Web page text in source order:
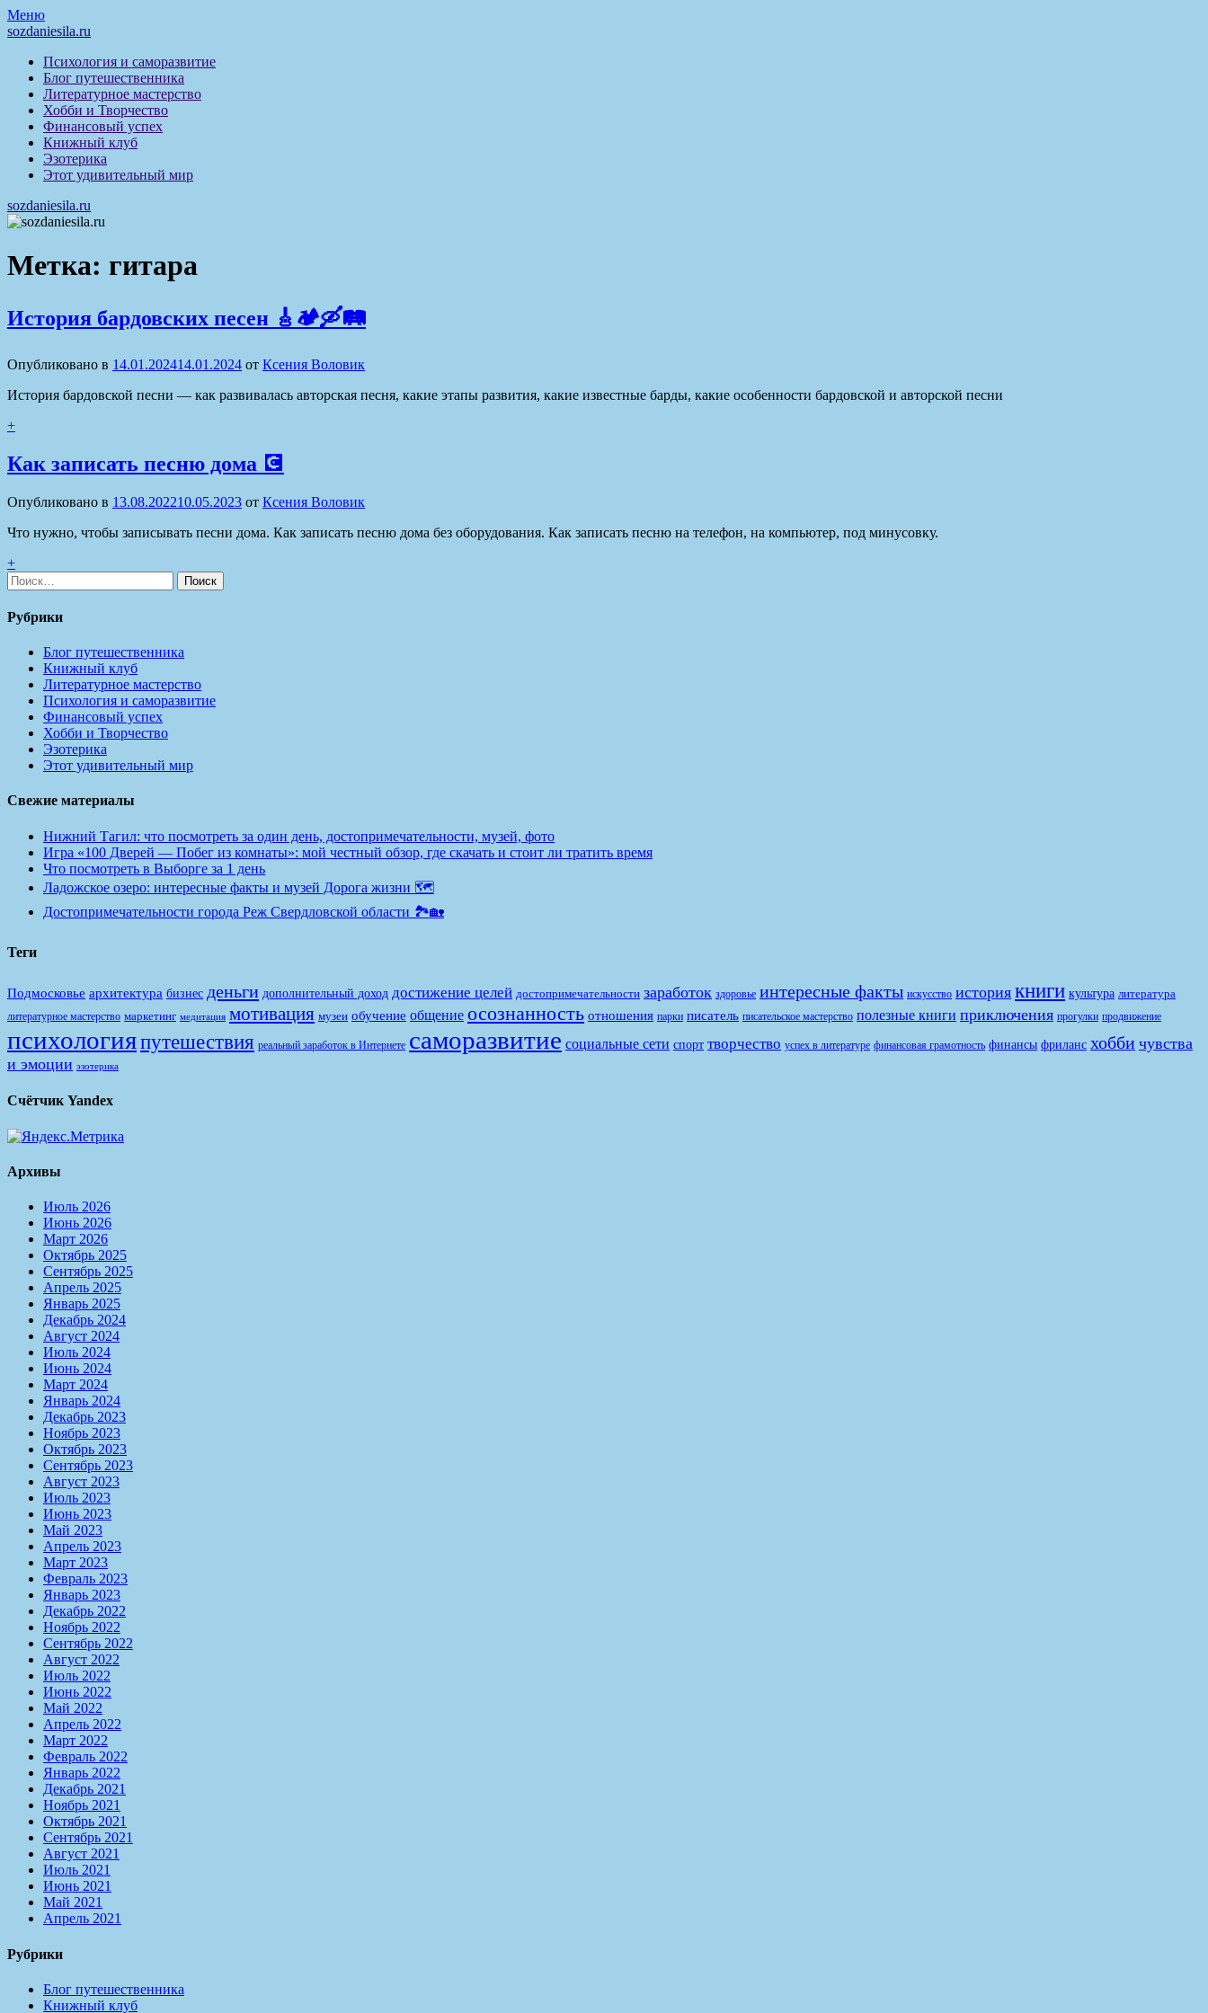
Перейти
к
Меню
sozdaniesila.ru
Психология и саморазвитие
Блог путешественника
Литературное мастерство
Хобби и Творчество
Финансовый успех
Книжный клуб
Эзотерика
Этот удивительный мир
sozdaniesila.ru
Метка: гитара
История бардовских песен 🎸🏕️🛶🛤️
Опубликовано в 14.01.202414.01.2024 от Ксения Воловик
История бардовской песни — как развивалась авторская песня, какие этапы развития, какие известные барды, какие особенности бардовской и авторской песни
+
Как записать песню дома 💽
Опубликовано в 13.08.202210.05.2023 от Ксения Воловик
Что нужно, чтобы записывать песни дома. Как записать песню дома без оборудования. Как записать песню на телефон, на компьютер, под минусовку.
+
Найти:
Рубрики
Блог путешественника
Книжный клуб
Литературное мастерство
Психология и саморазвитие
Финансовый успех
Хобби и Творчество
Эзотерика
Этот удивительный мир
Свежие материалы
Нижний Тагил: что посмотреть за один день, достопримечательности, музей, фото
Игра «100 Дверей — Побег из комнаты»: мой честный обзор, где скачать и стоит ли тратить время
Что посмотреть в Выборге за 1 день
Ладожское озеро: интересные факты и музей Дорога жизни 🗺️
Достопримечательности города Реж Свердловской области 🏞️🏡
Теги
Подмосковье архитектура бизнес деньги дополнительный доход достижение целей достопримечательности заработок здоровье интересные факты искусство история книги культура литература
литературное мастерство маркетинг медитация мотивация музеи обучение общение осознанность отношения парки писатель писательское мастерство полезные книги приключения прогулки продвижение
психологияпутешествия реальный заработок в Интернете саморазвитие социальные сети спорт творчество успех в литературе финансовая грамотность финансы фриланс хобби чувства
и эмоции эзотерика
Счётчик Yandex
Архивы
Июль 2026
Июнь 2026
Март 2026
Октябрь 2025
Сентябрь 2025
Апрель 2025
Январь 2025
Декабрь 2024
Август 2024
Июль 2024
Июнь 2024
Март 2024
Январь 2024
Декабрь 2023
Ноябрь 2023
Октябрь 2023
Сентябрь 2023
Август 2023
Июль 2023
Июнь 2023
Май 2023
Апрель 2023
Март 2023
Февраль 2023
Январь 2023
Декабрь 2022
Ноябрь 2022
Сентябрь 2022
Август 2022
Июль 2022
Июнь 2022
Май 2022
Апрель 2022
Март 2022
Февраль 2022
Январь 2022
Декабрь 2021
Ноябрь 2021
Октябрь 2021
Сентябрь 2021
Август 2021
Июль 2021
Июнь 2021
Май 2021
Апрель 2021
Рубрики
Блог путешественника
Книжный клуб